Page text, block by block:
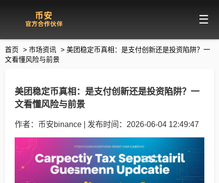
☰
首页 > 市场资讯 > 美团稳定币真相：是支付创新还是投资陷阱？一
文看懂风险与前景
美团稳定币真相：是支付创新还是投资陷阱？一
文看懂风险与前景
作者：币安binance | 发布时间：2026-06-04 12:49:47